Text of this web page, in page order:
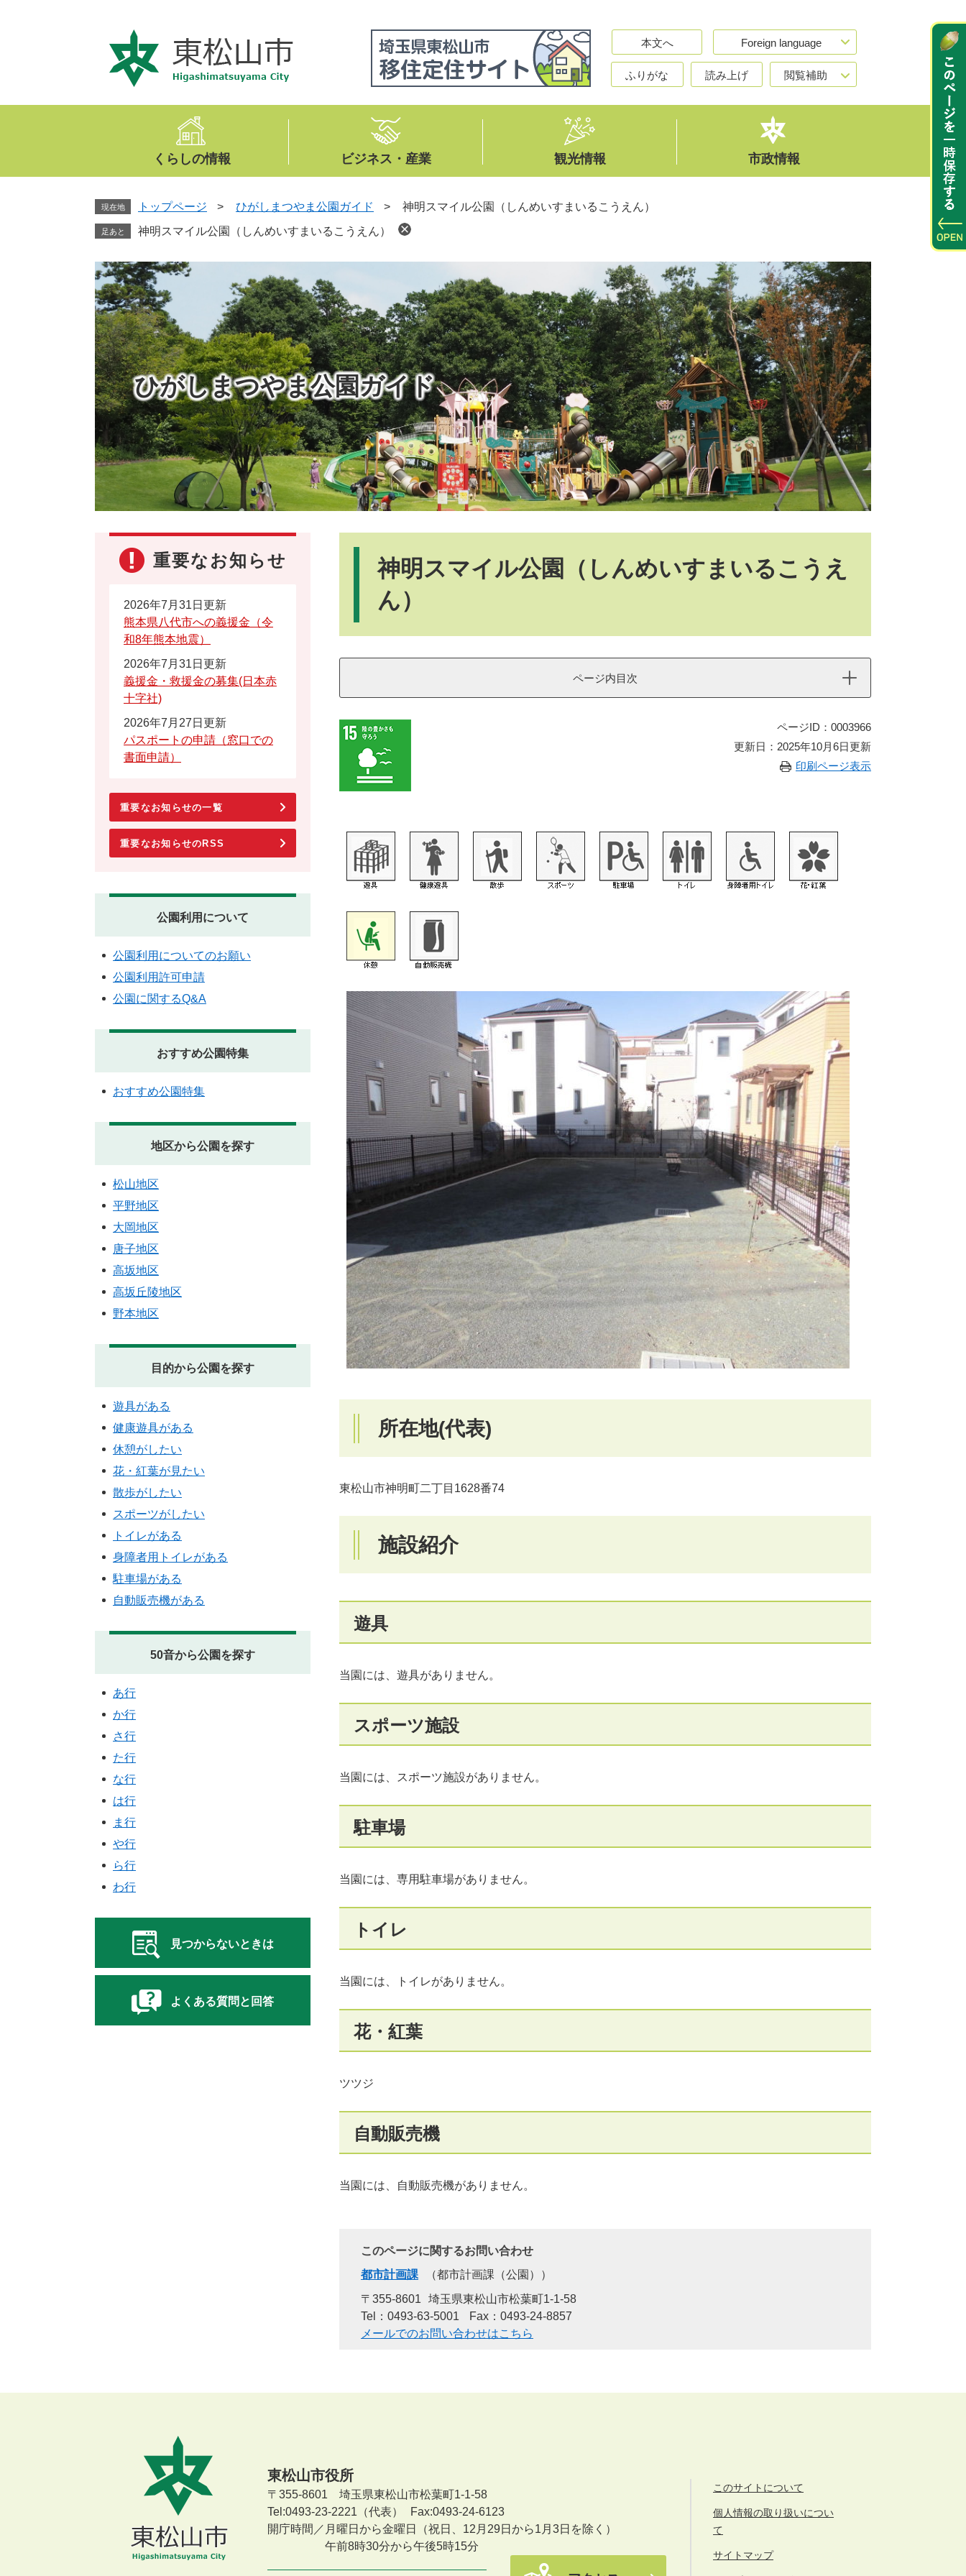
文
本文へ Foreign language
ふりがな 読み上げ 閲覧補助
くらしの情報 ビジネス・産業 観光情報 市政情報
現在地 トップページ > ひがしまつやま公園ガイド > 神明スマイル公園（しんめいすまいるこうえん）
足あと 神明スマイル公園（しんめいすまいるこうえん）
ひがしまつやま公園ガイド
神明スマイル公園（しんめいすまいるこうえ
ん）
ページ内目次
ページID：0003966
更新日：2025年10月6日更新
印刷ページ表示
所在地(代表)
東松山市神明町二丁目1628番74
施設紹介
遊具
当園には、遊具がありません。
スポーツ施設
当園には、スポーツ施設がありません。
駐車場
当園には、専用駐車場がありません。
トイレ
当園には、トイレがありません。
花・紅葉
ツツジ
自動販売機
当園には、自動販売機がありません。
このページに関するお問い合わせ
都市計画課
都市計画課（公園）
〒355-8601
埼玉県東松山市松葉町1-1-58
Tel：0493-63-5001
Fax：0493-24-8857
メールでのお問い合わせはこちら
重要なお知らせ
2026年7月31日更新
熊本県八代市への義援金（令
和8年熊本地震）
2026年7月31日更新
義援金・救援金の募集(日本赤
十字社)
2026年7月27日更新
パスポートの申請（窓口での
書面申請）
重要なお知らせの一覧
重要なお知らせのRSS
公園利用について
公園利用についてのお願い
公園利用許可申請
公園に関するQ&A
おすすめ公園特集
おすすめ公園特集
地区から公園を探す
松山地区
平野地区
大岡地区
唐子地区
高坂地区
高坂丘陵地区
野本地区
目的から公園を探す
遊具がある
健康遊具がある
休憩がしたい
花・紅葉が見たい
散歩がしたい
スポーツがしたい
トイレがある
身障者用トイレがある
駐車場がある
自動販売機がある
50音から公園を探す
あ行
か行
さ行
た行
な行
は行
ま行
や行
ら行
わ行
見つからないときは
よくある質問と回答
東松山市役所
〒355-8601 埼玉県東松山市松葉町1-1-58
Tel:0493-23-2221（代表）
Fax:0493-24-6123
開庁時間／月曜日から金曜日
（祝日、12月29日から1月3日を除く）
午前8時30分から午後5時15分
このサイトについて
個人情報の取り扱いについ
て
サイトマップ